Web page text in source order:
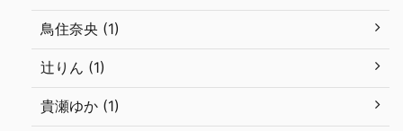
鳥住奈央 (1)
辻りん (1)
貴瀬ゆか (1)